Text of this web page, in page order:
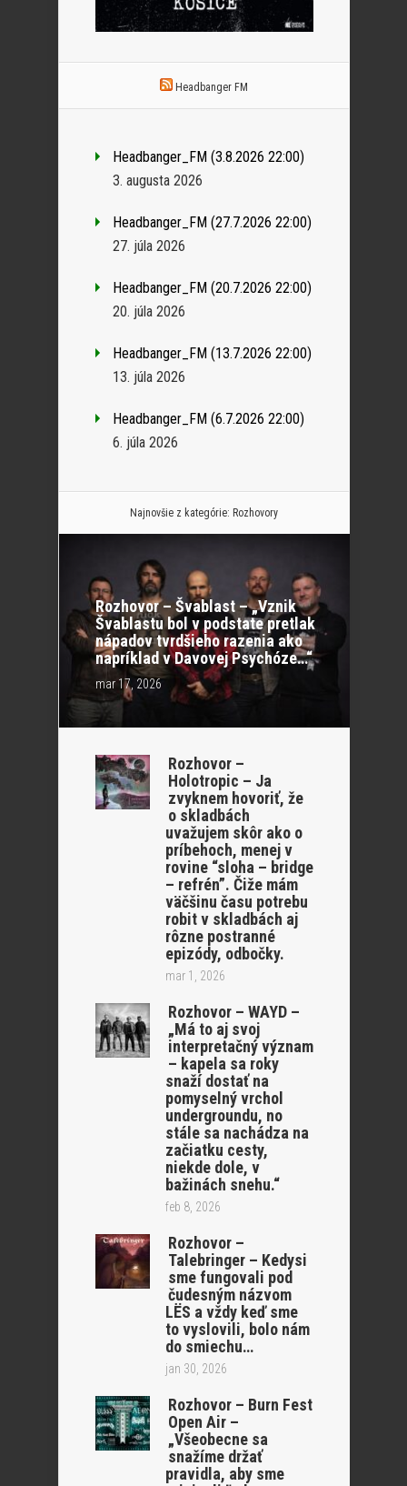
Headbanger FM
Headbanger_FM (3.8.2026 22:00)
3. augusta 2026
Headbanger_FM (27.7.2026 22:00)
27. júla 2026
Headbanger_FM (20.7.2026 22:00)
20. júla 2026
Headbanger_FM (13.7.2026 22:00)
13. júla 2026
Headbanger_FM (6.7.2026 22:00)
6. júla 2026
Najnovšie z kategórie: Rozhovory
Rozhovor – Švablast – „Vznik
Švablastu bol v podstate pretlak
nápadov tvrdšieho razenia ako
napríklad v Davovej Psychóze…“
mar 17, 2026
Rozhovor –
Holotropic – Ja
zvyknem hovoriť, že
o skladbách
uvažujem skôr ako o
príbehoch, menej v
rovine “sloha – bridge
– refrén”. Čiže mám
väčšinu času potrebu
robit v skladbách aj
rôzne postranné
epizódy, odbočky.
mar 1, 2026
Rozhovor – WAYD –
„Má to aj svoj
interpretačný význam
– kapela sa roky
snaží dostať na
pomyselný vrchol
undergroundu, no
stále sa nachádza na
začiatku cesty,
niekde dole, v
bažinách snehu.“
feb 8, 2026
Rozhovor –
Talebringer – Kedysi
sme fungovali pod
čudesným názvom
LËS a vždy keď sme
to vyslovili, bolo nám
do smiechu…
jan 30, 2026
Rozhovor – Burn Fest
Open Air –
„Všeobecne sa
snažíme držať
pravidla, aby sme